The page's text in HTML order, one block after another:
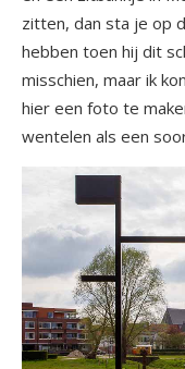
zitten, dan sta je op
hebben toen hij dit
misschien, maar ik
hier een foto te
wentelen als een